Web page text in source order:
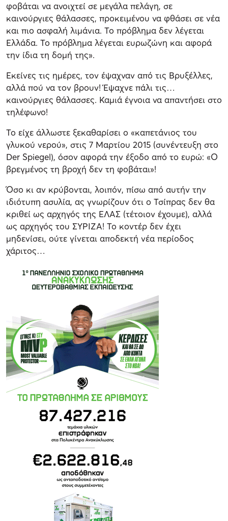
φοβάται να ανοιχτεί σε μεγάλα πελάγη, σε
καινούργιες θάλασσες, προκειμένου να φθάσει σε νέα
και πιο ασφαλή λιμάνια. Το πρόβλημα δεν λέγεται
Ελλάδα. Το πρόβλημα λέγεται ευρωζώνη και αφορά
την ίδια τη δομή της».
Εκείνες τις ημέρες, τον έψαχναν από τις Βρυξέλλες,
αλλά πού να τον βρουν! Έψαχνε πάλι τις…
καινούργιες θάλασσες. Καμιά έγνοια να απαντήσει στο
τηλέφωνο!
Το είχε άλλωστε ξεκαθαρίσει ο «καπετάνιος του
γλυκού νερού», στις 7 Μαρτίου 2015 (συνέντευξη στο
Der Spiegel), όσον αφορά την έξοδο από το ευρώ: «Ο
βρεγμένος τη βροχή δεν τη φοβάται»!
Όσο κι αν κρύβονται, λοιπόν, πίσω από αυτήν την
ιδιότυπη ασυλία, ας γνωρίζουν ότι ο Τσίπρας δεν θα
κριθεί ως αρχηγός της ΕΛΑΣ (τέτοιον έχουμε), αλλά
ως αρχηγός του ΣΥΡΙΖΑ! Το κοντέρ δεν έχει
μηδενίσει, ούτε γίνεται αποδεκτή νέα περίοδος
χάριτος…